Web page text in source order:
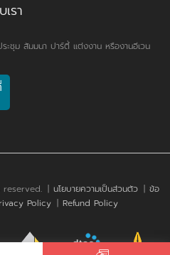
รา
ะชุม สัมมนา ปาร์ตี้ แต่งงาน หรืองานอีเวน
| นโยบายความเป็นส่วนตัว | ข้อ
Policy | Refund Policy